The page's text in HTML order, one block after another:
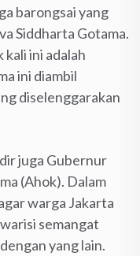
barongsai yang
Siddharta Gotama.
kali ini adalah
ini diambil
diselenggarakan
juga Gubernur
(Ahok). Dalam
warga Jakarta
semangat
yang lain.